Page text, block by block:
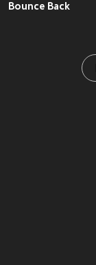
Bounce Back